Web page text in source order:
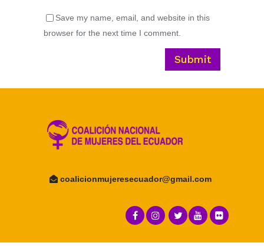
Save my name, email, and website in this
browser for the next time I comment.
coalicionmujeresecuador@gmail.com